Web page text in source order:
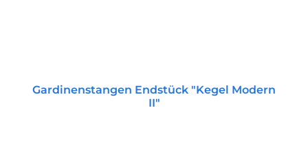
Gardinenstangen Endstück "Kegel Modern
II"